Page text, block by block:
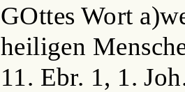
GOttes Wort
heiligen
11. Ebr. 1, 1.